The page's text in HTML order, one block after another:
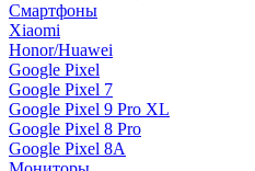
Смартфоны
Xiaomi
Honor/Huawei
Google Pixel
Google Pixel 7
Google Pixel 9 Pro XL
Google Pixel 8 Pro
Google Pixel 8A